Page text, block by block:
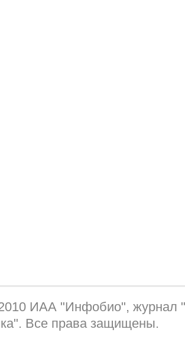
ИАА "Инфобио", журнал
Все права защищены.